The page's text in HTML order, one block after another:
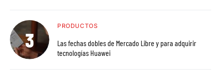
PRODUCTOS
Las fechas dobles de Mercado Libre y para adquirir
tecnologías Huawei